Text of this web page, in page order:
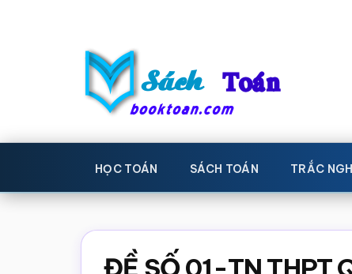
Sách
Toán
-
Học
Học
toán,
toán,
Sách
HỌC TOÁN SÁCH TOÁN TRẮC
ĐỀ SỐ 01-TN THPT